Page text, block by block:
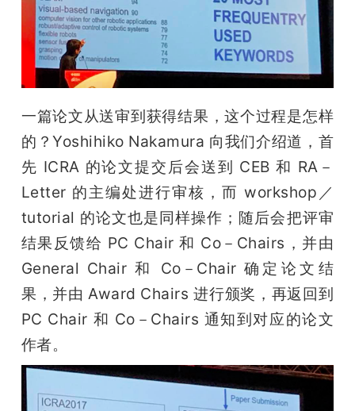
一篇论文从送审到获得结果，这个过程是怎样
的？Yoshihiko Nakamura 向我们介绍道，首
先 ICRA 的论文提交后会送到 CEB 和 RA－
Letter 的主编处进行审核，而 workshop／
tutorial 的论文也是同样操作；随后会把评审
结果反馈给 PC Chair 和 Co－Chairs，并由
General Chair 和 Co－Chair 确定论文结
果，并由 Award Chairs 进行颁奖，再返回到
PC Chair 和 Co－Chairs 通知到对应的论文
作者。